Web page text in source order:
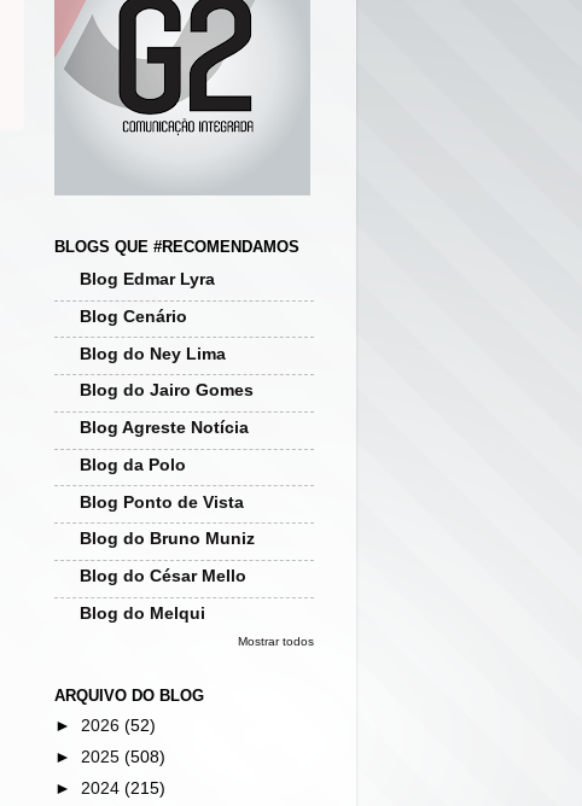
BLOGS QUE #RECOMENDAMOS
Blog Edmar Lyra
Blog Cenário
Blog do Ney Lima
Blog do Jairo Gomes
Blog Agreste Notícia
Blog da Polo
Blog Ponto de Vista
Blog do Bruno Muniz
Blog do César Mello
Blog do Melqui
Mostrar todos
ARQUIVO DO BLOG
► 2026 (52)
► 2025 (508)
► 2024 (215)